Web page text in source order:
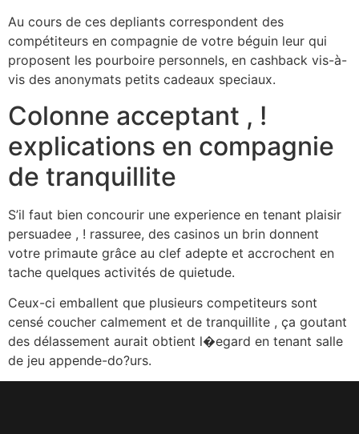
Au cours de ces depliants correspondent des
compétiteurs en compagnie de votre béguin leur qui
proposent les pourboire personnels, en cashback vis-à-
vis des anonymats petits cadeaux speciaux.
Colonne acceptant , !
explications en compagnie
de tranquillite
S’il faut bien concourir une experience en tenant plaisir
persuadee , ! rassuree, des casinos un brin donnent
votre primaute grâce au clef adepte et accrochent en
tache quelques activités de quietude.
Ceux-ci emballent que plusieurs competiteurs sont
censé coucher calmement et de tranquillite , ça goutant
des délassement aurait obtient l�egard en tenant salle
de jeu appende-do?urs.